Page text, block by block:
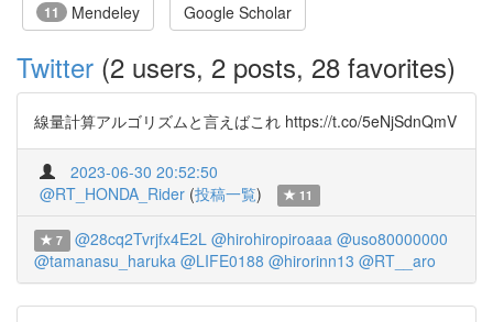
11 Mendeley Google Scholar
Twitter (2 users, 2 posts, 28 favorites)
線量計算アルゴリズムと言えばこれ https://t.co/5eNjSdnQmV
2023-06-30 20:52:50
@RT_HONDA_Rider (投稿一覧) 11
7 @28cq2Tvrjfx4E2L @hirohiropiroaaa @uso80000000
@tamanasu_haruka @LIFE0188 @hirorinn13 @RT__aro